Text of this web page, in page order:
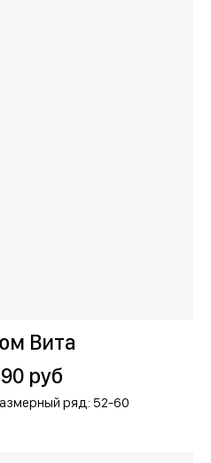
Вита
руб
ряд: 52-60